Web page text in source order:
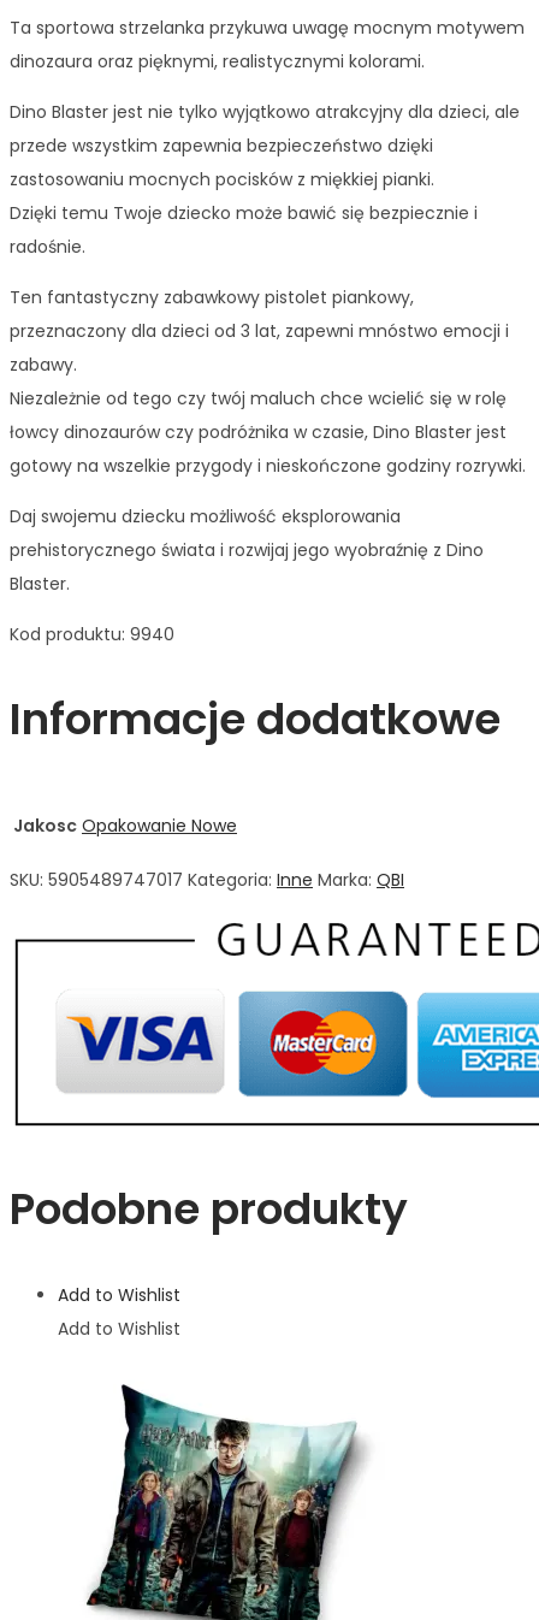
Ta sportowa strzelanka przykuwa uwagę mocnym motywem
dinozaura oraz pięknymi, realistycznymi kolorami.
Dino Blaster jest nie tylko wyjątkowo atrakcyjny dla dzieci, ale
przede wszystkim zapewnia bezpieczeństwo dzięki
zastosowaniu mocnych pocisków z miękkiej pianki.
Dzięki temu Twoje dziecko może bawić się bezpiecznie i
radośnie.
Ten fantastyczny zabawkowy pistolet piankowy,
przeznaczony dla dzieci od 3 lat, zapewni mnóstwo emocji i
zabawy.
Niezależnie od tego czy twój maluch chce wcielić się w rolę
łowcy dinozaurów czy podróżnika w czasie, Dino Blaster jest
gotowy na wszelkie przygody i nieskończone godziny rozrywki.
Daj swojemu dziecku możliwość eksplorowania
prehistorycznego świata i rozwijaj jego wyobraźnię z Dino
Blaster.
Kod produktu: 9940
Informacje dodatkowe
Jakosc Opakowanie Nowe
SKU: 5905489747017 Kategoria: Inne Marka: QBI
Podobne produkty
Add to Wishlist
Add to Wishlist